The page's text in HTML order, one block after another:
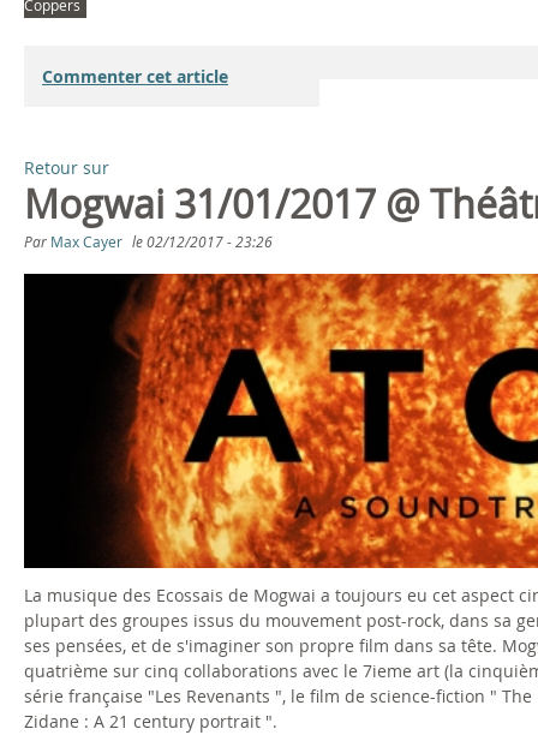
Coppers
Commenter cet article
Retour sur
Mogwai 31/01/2017 @
Par Max Cayer le02/12/2017 - 23:26
La musique des Ecossais de Mogwai a toujours eu cet aspect
plupart des groupes issus du mouvement post-rock, dans sa
ses pensées, et de s'imaginer son propre film dans sa tête.
quatrième sur cinq collaborations avec le 7ieme art (la
série française "Les Revenants ", le film de science-fiction "
Zidane : A 21 century portrait ".